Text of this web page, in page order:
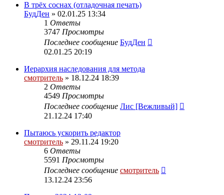
В трёх соснах (отладочная печать)
БудДен » 02.01.25 13:34
1 Ответы
3747 Просмотры
Последнее сообщение БудДен
02.01.25 20:19
Иерархия наследования для метода
смотритель » 18.12.24 18:39
2 Ответы
4549 Просмотры
Последнее сообщение Лис [Вежливый]
21.12.24 17:40
Пытаюсь ускорить редактор
смотритель » 29.11.24 19:20
6 Ответы
5591 Просмотры
Последнее сообщение смотритель
13.12.24 23:56